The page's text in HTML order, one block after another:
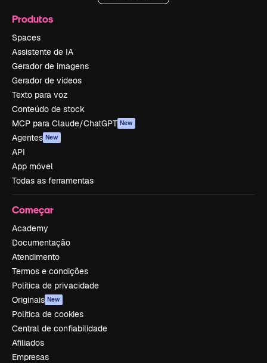
Produtos
Spaces
Assistente de IA
Gerador de imagens
Gerador de vídeos
Texto para voz
Conteúdo de stock
MCP para Claude/ChatGPT New
Agentes New
API
App móvel
Todas as ferramentas
Começar
Academy
Documentação
Atendimento
Termos e condições
Política de privacidade
Originais New
Política de cookies
Central de confiabilidade
Afiliados
Empresas